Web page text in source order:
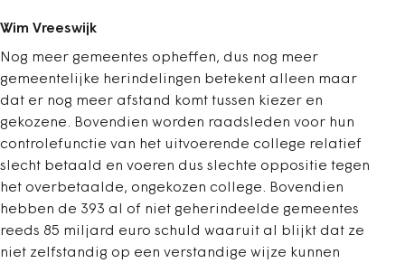
Wim Vreeswijk
Nog meer gemeentes opheffen, dus nog meer
gemeentelijke herindelingen betekent alleen maar
dat er nog meer afstand komt tussen kiezer en
gekozene. Bovendien worden raadsleden voor hun
controlefunctie van het uitvoerende college relatief
slecht betaald en voeren dus slechte oppositie tegen
het overbetaalde, ongekozen college. Bovendien
hebben de 393 al of niet geherindeelde gemeentes
reeds 85 miljard euro schuld waaruit al blijkt dat ze
niet zelfstandig op een verstandige wijze kunnen